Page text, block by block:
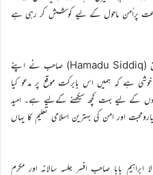
پراُمن ماحول کے لیے کوشش کر رہی ہے
لامیڈو آف مروہ کے نمائندہ مکرم حَمَدُوصدیق (Hamadu Siddiq) صاحب نے اپنے
ہے کہ ہمیں اس بابرکت موقع پر مدعو کیا
کے لیے بہت کچھ سیکھنے کےلیے ہے۔ امید
اور امن کی بہترین اسلامی تعلیم کا یہاں
ابراہیم بابا صاحب افسر جلسہ سالانہ اور مکرم